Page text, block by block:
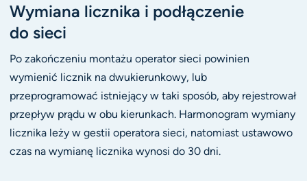
Wymiana licznika i podłączenie
do sieci
Po zakończeniu montażu operator sieci powinien
wymienić licznik na dwukierunkowy, lub
przeprogramować istniejący w taki sposób, aby rejestrował
przepływ prądu w obu kierunkach. Harmonogram wymiany
licznika leży w gestii operatora sieci, natomiast ustawowo
czas na wymianę licznika wynosi do 30 dni.